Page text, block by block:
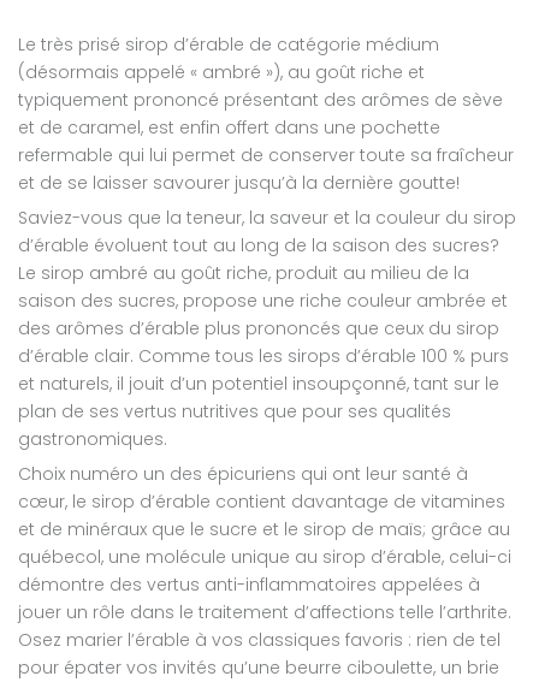
Le très prisé sirop d’érable de catégorie médium
(désormais appelé « ambré »), au goût riche et
typiquement prononcé présentant des arômes de sève
et de caramel, est enfin offert dans une pochette
refermable qui lui permet de conserver toute sa fraîcheur
et de se laisser savourer jusqu’à la dernière goutte!
Saviez-vous que la teneur, la saveur et la couleur du sirop
d’érable évoluent tout au long de la saison des sucres?
Le sirop ambré au goût riche, produit au milieu de la
saison des sucres, propose une riche couleur ambrée et
des arômes d’érable plus prononcés que ceux du sirop
d’érable clair. Comme tous les sirops d’érable 100 % purs
et naturels, il jouit d’un potentiel insoupçonné, tant sur le
plan de ses vertus nutritives que pour ses qualités
gastronomiques.
Choix numéro un des épicuriens qui ont leur santé à
cœur, le sirop d’érable contient davantage de vitamines
et de minéraux que le sucre et le sirop de maïs; grâce au
québecol, une molécule unique au sirop d’érable, celui-ci
démontre des vertus anti-inflammatoires appelées à
jouer un rôle dans le traitement d’affections telle l’arthrite.
Osez marier l’érable à vos classiques favoris : rien de tel
pour épater vos invités qu’une beurre ciboulette, un brie